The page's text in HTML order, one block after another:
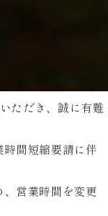
ただき、誠に有難
間短縮要請に伴
営業時間を変更